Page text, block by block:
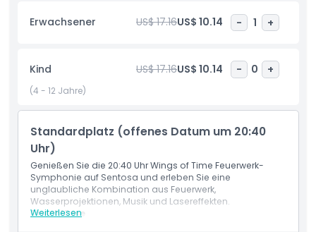
Pyramiden, die Unterwasserwelt und die afrikanische
Savanne. Im Verlauf des Abenteuers stehen Mut,
Show ein noch intensiveres Erlebnis, mit Sitzplätzen näher
an der Hauptbühne. Perfekt für Familien, Paare und
Touristen – Wings of Time ist eine unverzichtbare
Sehenswürdigkeit in Singapur. Sehen Sie, wie der
Nachthimmel mit Licht und Magie bei Wings of Time in
Sentosa lebendig wird – eine zeitlose Reise für alle
Altersgruppen!
Highlights
Erwachsener US$ 17.16US$ 10.14 - 1 +
Kind US$ 17.16US$ 10.14 - 0 +
(4 - 12 Jahre)
Standardplatz (offenes Datum um 20:40
Uhr)
Genießen Sie die 20:40 Uhr Wings of Time Feuerwerk-
Symphonie auf Sentosa und erleben Sie eine
unglaubliche Kombination aus Feuerwerk,
Wasserprojektionen, Musik und Lasereffekten.
Weiterlesen
Einschlüsse